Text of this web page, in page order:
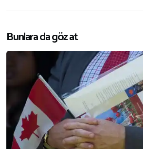
Bunlara da göz at